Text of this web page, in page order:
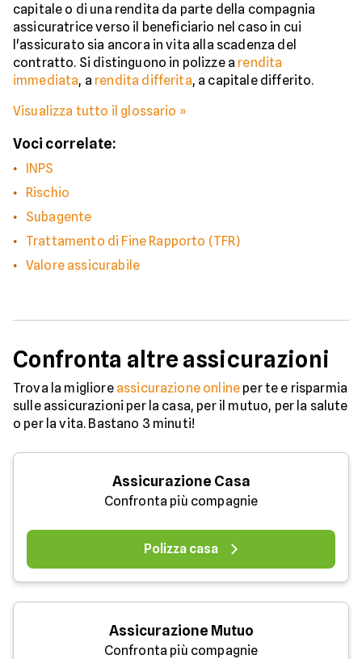
capitale o di una rendita da parte della compagnia
assicuratrice verso il beneficiario nel caso in cui
l'assicurato sia ancora in vita alla scadenza del
contratto. Si distinguono in polizze a rendita
immediata, a rendita differita, a capitale differito.
Visualizza tutto il glossario »
Voci correlate:
INPS
Rischio
Subagente
Trattamento di Fine Rapporto (TFR)
Valore assicurabile
Confronta altre assicurazioni
Trova la migliore assicurazione online per te e risparmia
sulle assicurazioni per la casa, per il mutuo, per la salute
o per la vita. Bastano 3 minuti!
Assicurazione Casa
Confronta più compagnie
Polizza casa
Assicurazione Mutuo
Confronta più compagnie